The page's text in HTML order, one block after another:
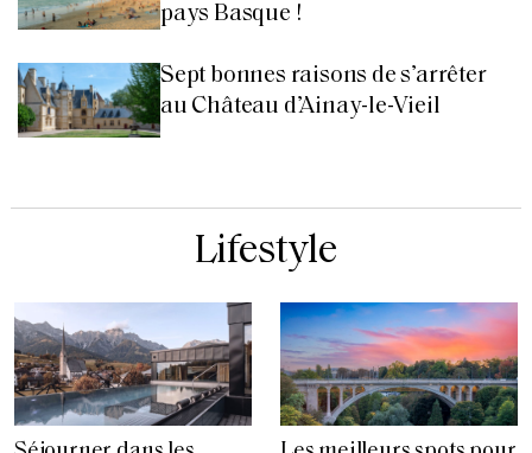
pays Basque !
Sept bonnes raisons de s’arrêter
au Château d’Ainay-le-Vieil
Lifestyle